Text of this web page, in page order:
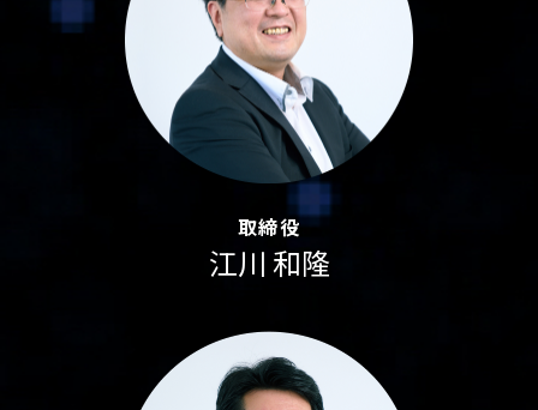
取締役
江川 和隆